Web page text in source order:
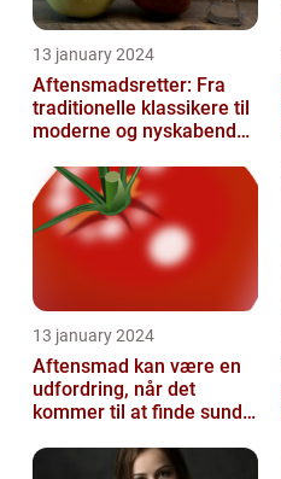
13 january 2024
Aftensmadsretter: Fra
traditionelle klassikere til
moderne og nyskabende
13 january 2024
Aftensmad kan være en
udfordring, når det
kommer til at finde sunde
samtidi...